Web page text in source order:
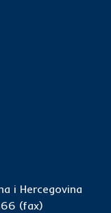
i Hercegovina
(fax)